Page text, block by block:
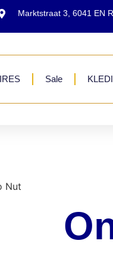
Marktstraat 3, 6041 EN
Sale
Nut